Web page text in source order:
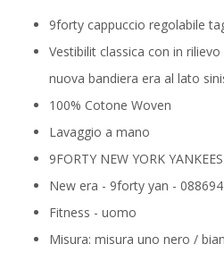
9forty cappuccio regolabile
Vestibilit classica con in
nuova bandiera era al lato
100% Cotone Woven
Lavaggio a mano
9FORTY NEW YORK YANKEES
New era - 9forty yan -
Fitness - uomo
Misura: misura uno nero /